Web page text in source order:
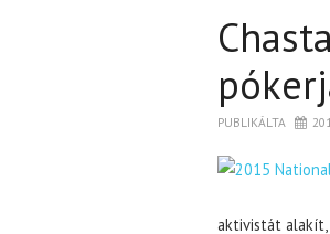
PUBLIKÁLTA
aktivistát alakít,